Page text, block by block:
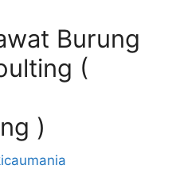
Burung
(
)